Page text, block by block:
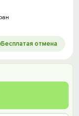
Бесплатая отмена